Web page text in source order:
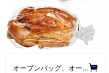
オーブンバッグ、オーブン用袋、オーブン対応袋、耐熱（210℃）袋